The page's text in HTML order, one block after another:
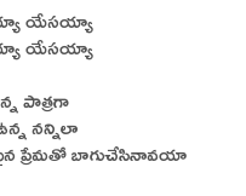
యేసయ్యా
యేసయ్యా
పాత్రగా
నన్నిలా
ప్రేమతో బాగుచేసినావయా